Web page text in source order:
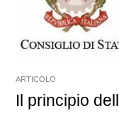
ARTICOLO
Il principio